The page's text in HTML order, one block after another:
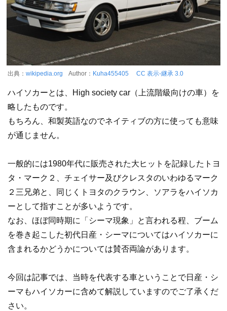
出典： wikipedia.org Author： Kuha455405 CC 表示-継承 3.0
ハイソカーとは、High society car（上流階級向けの車）を
略したものです。
もちろん、和製英語なのでネイティブの方に使っても意味
が通じません。
一般的には1980年代に販売された大ヒットを記録したトヨ
タ・マーク２、チェイサー及びクレスタのいわゆるマーク
２三兄弟と、同じくトヨタのクラウン、ソアラをハイソカ
ーとして指すことが多いようです。
なお、ほぼ同時期に「シーマ現象」と言われる程、ブーム
を巻き起こした初代日産・シーマについてはハイソカーに
含まれるかどうかについては賛否両論があります。
今回は記事では、当時を代表する車ということで日産・シ
ーマもハイソカーに含めて解説していますのでご了承くだ
さい。